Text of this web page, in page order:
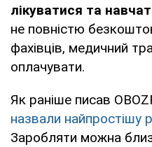
лікуватися та
не повністю
фахівців, медичний
оплачувати.
Як раніше писав
назвали найпростішу
Заробляти можна